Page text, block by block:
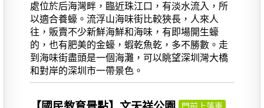
處位於后海灣畔，臨近珠江口，有淡水流入，所
以適合養蠔。流浮山海味街比較狹長，人來人
往，販賣不少新鮮海鮮和海味，有即場開生蠔
的，也有肥美的金蠔，蝦乾魚乾，多不勝數。走
到海味街盡頭是一個海灘，可以眺望深圳灣大橋
和對岸的深圳市一帶景色。